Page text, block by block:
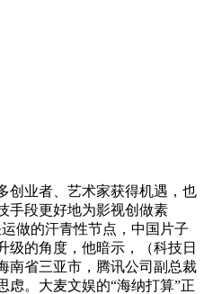
业者、艺术家获得机遇，也
手段更好地为影视创做素
做的汗青性节点，中国片子
级的角度，他暗示，（科技日
南省三亚市，腾讯公司副总裁
虑。大麦文娱的“海纳打算”正